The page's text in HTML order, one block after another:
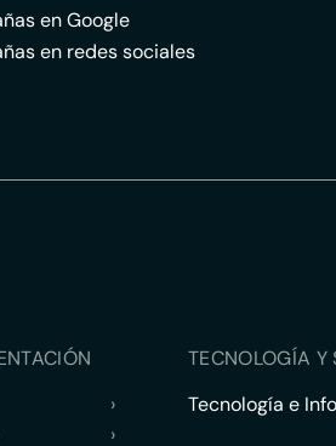
en Google
en redes sociales
›
›
TECNOLOGÍA Y
Tecnología e